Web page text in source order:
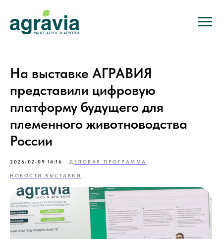
На выставке АГРАВИЯ
представили цифровую
платформу будущего для
племенного животноводства
России
2026-02-09 14:16 ДЕЛОВАЯ ПРОГРАММА
НОВОСТИ ВЫСТАВКИ